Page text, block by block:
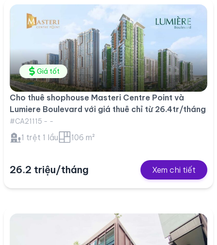
Giá tốt
Cho thuê shophouse Masteri Centre Point và
Lumiere Boulevard với giá thuê chỉ từ 26.4tr/tháng
#CA21115 - -
1 trệt 1 lầu 106 m²
26.2 triệu/tháng Xem chi tiết